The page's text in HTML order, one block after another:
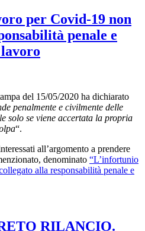
per Covid-19 non
penale e
del 15/05/2020 ha dichiarato
penalmente e civilmente delle
solo se viene accertata la propria
“.
all’argomento a prendere
denominato “L’infortunio
alla responsabilità penale e
RILANCIO.